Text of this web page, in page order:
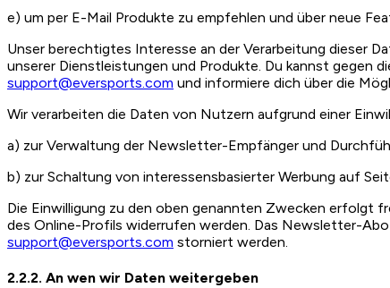
e) um per E-Mail Produkte zu empfehlen und über neue
Unser berechtigtes Interesse an der Verarbeitung dieser
unserer Dienstleistungen und Produkte. Du kannst gegen
support@eversports.com und informiere dich über die
Wir verarbeiten die Daten von Nutzern aufgrund einer
a) zur Verwaltung der Newsletter-Empfänger und
b) zur Schaltung von interessensbasierter Werbung auf
Die Einwilligung zu den oben genannten Zwecken erfolgt
des Online-Profils widerrufen werden. Das Newsletter-
support@eversports.com storniert werden.
2.2.2. An wen wir Daten weitergeben